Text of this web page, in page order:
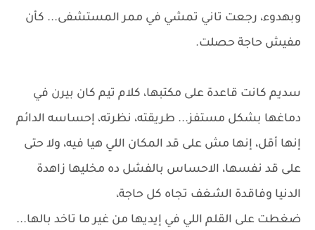
وبهدوء، رجعت تاني تمشي في ممر المستشفى... كأن
مفيش حاجة حصلت.
سديم كانت قاعدة على مكتبها، كلام تيم كان بيرن في
دماغها بشكل مستفز... طريقته، نظرته، إحساسه الدائم
إنها أقل، إنها مش على قد المكان اللي هيا فيه، ولا حتى
على قد نفسها، الاحساس بالفشل ده مخليها زاهدة
الدنيا وفاقدة الشغف تجاه كل حاجة،
ضغطت على القلم اللي في إيديها من غير ما تاخد بالها...